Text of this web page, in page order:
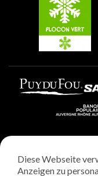
Plagne Aime 2000
Rechtliche Hinweise
Diese Webseite
Anzeigen zu